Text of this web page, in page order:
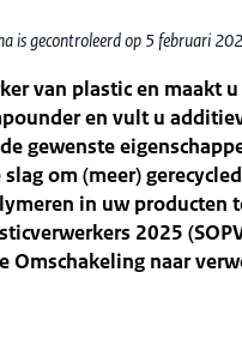
is gecontroleerd op 5 februari
van plastic en maakt
en vult u
gewenste
om (meer)
in uw producten
2025
Omschakeling naar